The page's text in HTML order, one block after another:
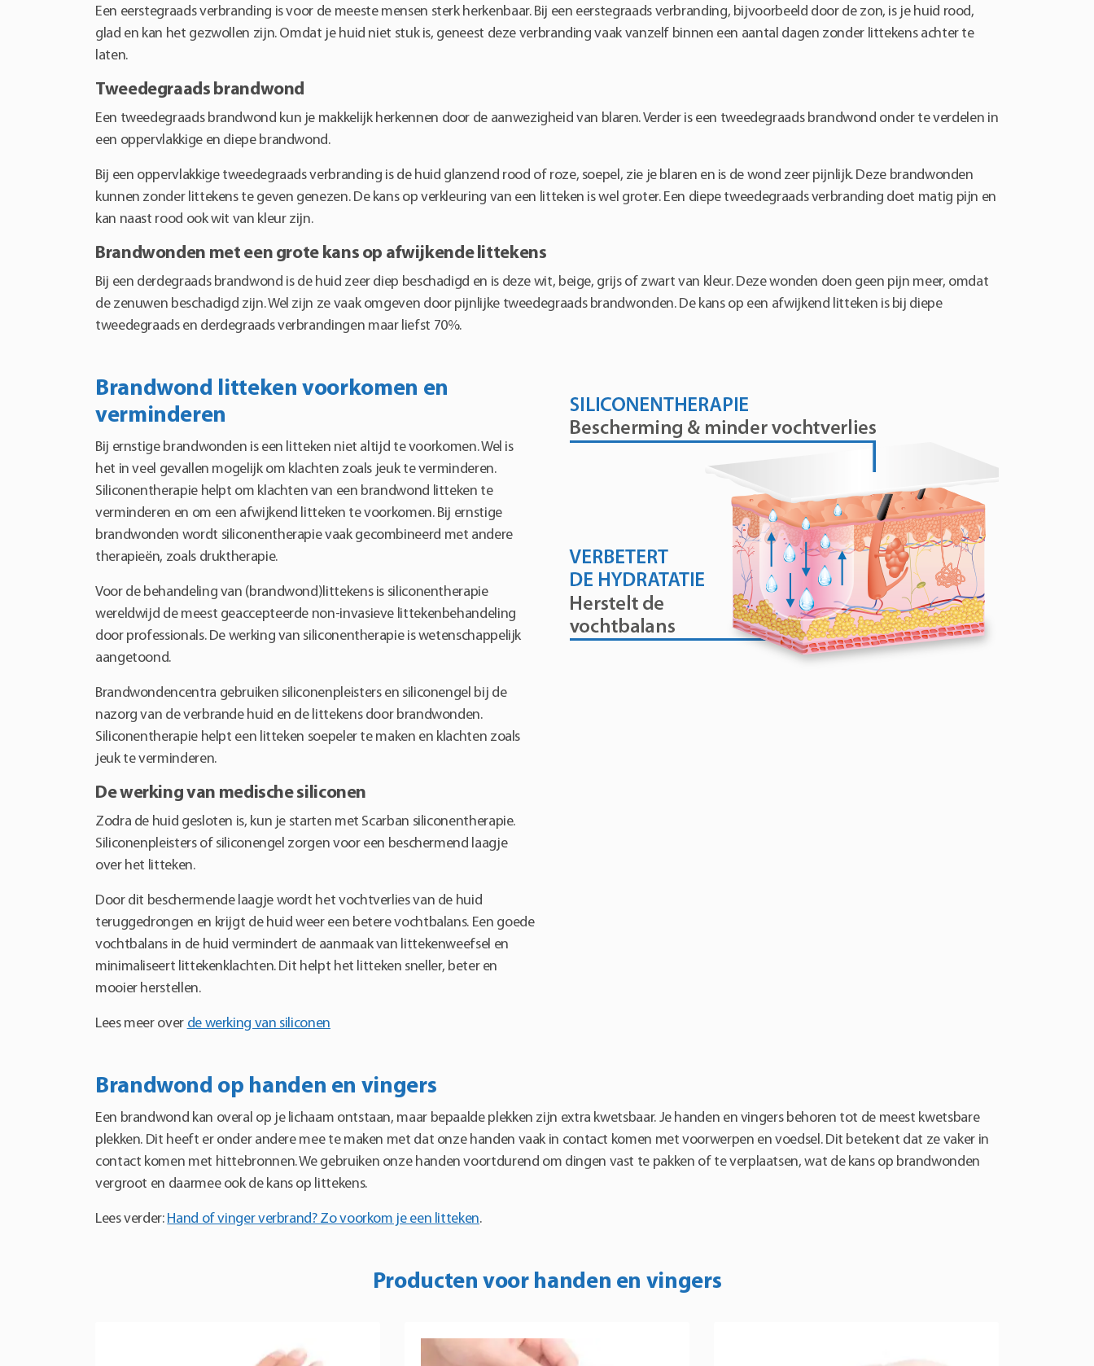
Een eerstegraads verbranding is voor de meeste mensen sterk herkenbaar. Bij een eerstegraads verbranding, bijvoorbeeld door de zon, is je huid rood,
glad en kan het gezwollen zijn. Omdat je huid niet stuk is, geneest deze verbranding vaak vanzelf binnen een aantal dagen zonder littekens achter te
laten.
Tweedegraads brandwond
Een tweedegraads brandwond kun je makkelijk herkennen door de aanwezigheid van blaren. Verder is een tweedegraads brandwond onder te verdelen in
een oppervlakkige en diepe brandwond.
Bij een oppervlakkige tweedegraads verbranding is de huid glanzend rood of roze, soepel, zie je blaren en is de wond zeer pijnlijk. Deze brandwonden
kunnen zonder littekens te geven genezen. De kans op verkleuring van een litteken is wel groter. Een diepe tweedegraads verbranding doet matig pijn en
kan naast rood ook wit van kleur zijn.
Brandwonden met een grote kans op afwijkende littekens
Bij een derdegraads brandwond is de huid zeer diep beschadigd en is deze wit, beige, grijs of zwart van kleur. Deze wonden doen geen pijn meer, omdat
de zenuwen beschadigd zijn. Wel zijn ze vaak omgeven door pijnlijke tweedegraads brandwonden. De kans op een afwijkend litteken is bij diepe
tweedegraads en derdegraads verbrandingen maar liefst 70%.
Brandwond litteken voorkomen en
verminderen
Bij ernstige brandwonden is een litteken niet altijd te voorkomen. Wel is
het in veel gevallen mogelijk om klachten zoals jeuk te verminderen.
Siliconentherapie helpt om klachten van een brandwond litteken te
verminderen en om een afwijkend litteken te voorkomen. Bij ernstige
brandwonden wordt siliconentherapie vaak gecombineerd met andere
therapieën, zoals druktherapie.
Voor de behandeling van (brandwond)littekens is siliconentherapie
wereldwijd de meest geaccepteerde non-invasieve littekenbehandeling
door professionals. De werking van siliconentherapie is wetenschappelijk
aangetoond.
Brandwondencentra gebruiken siliconenpleisters en siliconengel bij de
nazorg van de verbrande huid en de littekens door brandwonden.
Siliconentherapie helpt een litteken soepeler te maken en klachten zoals
jeuk te verminderen.
De werking van medische siliconen
Zodra de huid gesloten is, kun je starten met Scarban siliconentherapie.
Siliconenpleisters of siliconengel zorgen voor een beschermend laagje
over het litteken.
Door dit beschermende laagje wordt het vochtverlies van de huid
teruggedrongen en krijgt de huid weer een betere vochtbalans. Een goede
vochtbalans in de huid vermindert de aanmaak van littekenweefsel en
minimaliseert littekenklachten. Dit helpt het litteken sneller, beter en
mooier herstellen.
Lees meer over de werking van siliconen
Brandwond op handen en vingers
Een brandwond kan overal op je lichaam ontstaan, maar bepaalde plekken zijn extra kwetsbaar. Je handen en vingers behoren tot de meest kwetsbare
plekken. Dit heeft er onder andere mee te maken met dat onze handen vaak in contact komen met voorwerpen en voedsel. Dit betekent dat ze vaker in
contact komen met hittebronnen. We gebruiken onze handen voortdurend om dingen vast te pakken of te verplaatsen, wat de kans op brandwonden
vergroot en daarmee ook de kans op littekens.
Lees verder: Hand of vinger verbrand? Zo voorkom je een litteken.
Producten voor handen en vingers